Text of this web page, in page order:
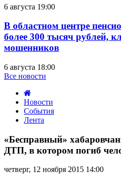
6 августа 19:00
В областном центре
более 300 тысяч рублей,
мошенников
6 августа 18:00
Все новости
Новости
События
Лента
хабаровчанин
спровоцировал
ДТП,
котором
«Бесправный»
ДТП, в котором погиб
четверг, 12 ноября 2015 14:00